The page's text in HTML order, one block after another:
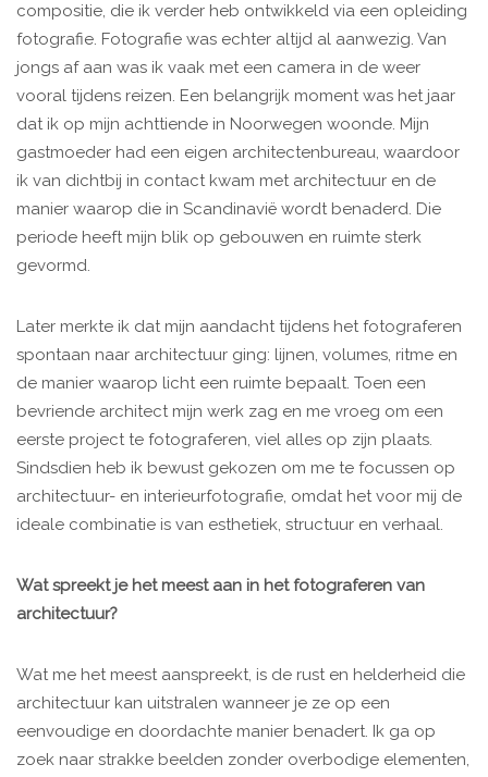
compositie, die ik verder heb ontwikkeld via een opleiding
fotografie. Fotografie was echter altijd al aanwezig. Van
jongs af aan was ik vaak met een camera in de weer
vooral tijdens reizen. Een belangrijk moment was het jaar
dat ik op mijn achttiende in Noorwegen woonde. Mijn
gastmoeder had een eigen architectenbureau, waardoor
ik van dichtbij in contact kwam met architectuur en de
manier waarop die in Scandinavië wordt benaderd. Die
periode heeft mijn blik op gebouwen en ruimte sterk
gevormd.
Later merkte ik dat mijn aandacht tijdens het fotograferen
spontaan naar architectuur ging: lijnen, volumes, ritme en
de manier waarop licht een ruimte bepaalt. Toen een
bevriende architect mijn werk zag en me vroeg om een
eerste project te fotograferen, viel alles op zijn plaats.
Sindsdien heb ik bewust gekozen om me te focussen op
architectuur- en interieurfotografie, omdat het voor mij de
ideale combinatie is van esthetiek, structuur en verhaal.
Wat spreekt je het meest aan in het fotograferen van
architectuur?
Wat me het meest aanspreekt, is de rust en helderheid die
architectuur kan uitstralen wanneer je ze op een
eenvoudige en doordachte manier benadert. Ik ga op
zoek naar strakke beelden zonder overbodige elementen,